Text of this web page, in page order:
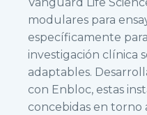
Vanguard Life
modulares para
específicamente
investigación clínica
adaptables.
con Enbloc, estas
concebidas en torno